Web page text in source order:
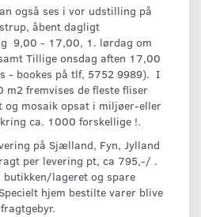
også ses i vor udstilling på
åbent dagligt
9,00 - 17,00, 1. lørdag om
Tillige onsdag aften 17,00
- bookes på tlf, 5752 9989). I
fremvises de fleste fliser
og mosaik opsat i miljøer-eller
ca. 1000 forskellige !.
på Sjælland, Fyn, Jylland
per levering pt, ca 795,-/ .
lageret og spare
hjem bestilte varer blive